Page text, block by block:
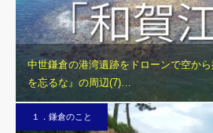
中世鎌倉の港湾遺跡をドローンで空か
を忘るな』の周辺(7)…
１．鎌倉のこと